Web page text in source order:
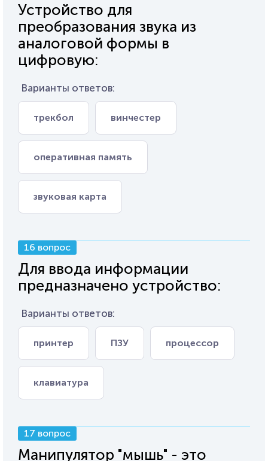
Устройство для
преобразования звука из
аналоговой формы в
цифровую:
Варианты ответов:
трекбол винчестер
оперативная память
звуковая карта
16 вопрос
Для ввода информации
предназначено устройство:
Варианты ответов:
принтер ПЗУ процессор
клавиатура
17 вопрос
Манипулятор "мышь" - это